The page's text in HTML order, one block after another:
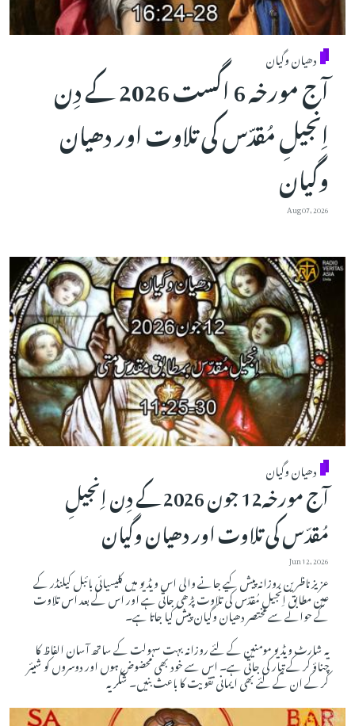
دھیان وگیان
آج مورخہ 6 اگست 2026 کے دِن
اِنجیلِ مُقدّس کی تلاوت اور دھیان
وگیان
Aug 07, 2026
دھیان وگیان
آج مورخہ12 جون 2026 کے دِن اِنجیلِ
مُقدّس کی تلاوت اور دھیان وگیان
Jun 12, 2026
عزیز ناظرین روزانہ پیش کیے جانے والی اس ویڈیو میں کلیسیائی بائبل کیلنڈر کے
عین مطابق اِنجیلِ مُقدّس کی تلاوت پڑھی جاتی ہے اور اس کے بعد اس تلاوت
کے حوالے سے مختصر دھیان وگیان پیش کیا جاتا ہے۔
یہ شارٹ ویڈیو مومنین کے لئے روزانہ بہت سہولت کے ساتھ آسان الفاظ کا
چناؤ کر کے تیار کی جاتی ہے۔ اس سے خود بھی محضوض ہوں اور دوسروں کو شیئر
کر کے ان کے لئے بھی ایمانی تقویت کا باعث بنیں۔ شکریہ